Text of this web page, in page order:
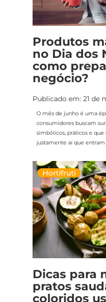
Produtos
no Dia dos
como
negócio?
Publicado em: 21 de
O mês de junho é uma
consumidores buscam
simbólicos, práticos e
justamente aí que entram
Hortifruti
Dicas para
pratos
coloridos